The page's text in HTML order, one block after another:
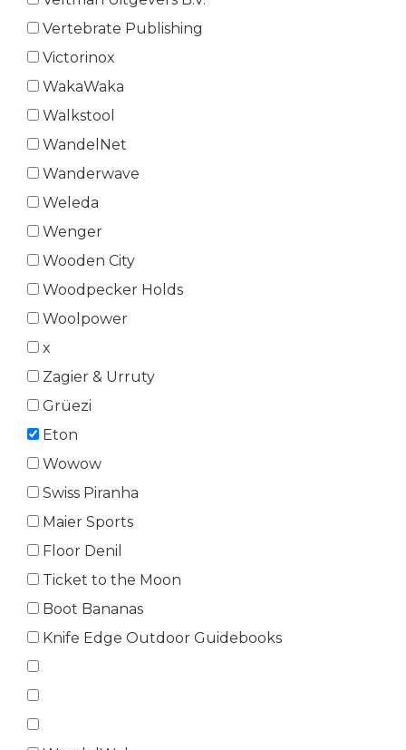
Vertebrate Publishing
Victorinox
WakaWaka
Walkstool
WandelNet
Wanderwave
Weleda
Wenger
Wooden City
Woodpecker Holds
Woolpower
x
Zagier & Urruty
Grüezi
Eton
Wowow
Swiss Piranha
Maier Sports
Floor Denil
Ticket to the Moon
Boot Bananas
Knife Edge Outdoor Guidebooks